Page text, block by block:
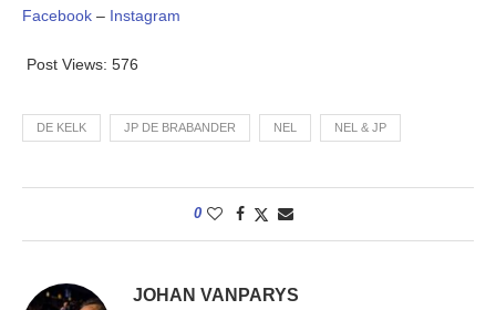
Facebook – Instagram
Post Views: 576
DE KELK JP DE BRABANDER NEL NEL & JP
0
JOHAN VANPARYS